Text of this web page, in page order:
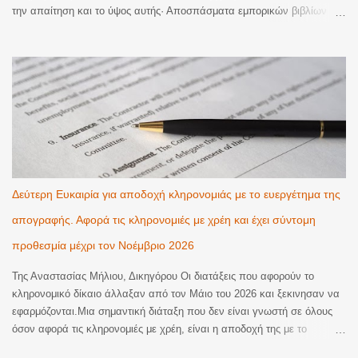
την απαίτηση και το ύψος αυτής· Αποσπάσματα εμπορικών βιβλίων
ύπαρξης σχετικής συμφωνίας μεταξύ των μερών που αποτέλεσε ρήτρα
ή γενικό όρο συναλλαγών της δανειακής σύμβασης άλλως στερούνται
αποδεικτικής ισχύος, ενώ θα πρέπει να προσκομίζονται σε πλήρη
μορφή, ήτοι από την έναρξη της συμβατικής σχέσης μέχρι και το
οριστικό κλείσιμο αυτής, εκτός εάν μεσολάβησε αναγνώριση της
οφειλής, οπότε η πιστώτρια δύναται να προσκομίσει την κίνηση από το
χρονικό σημείο της αναγνώρισης κι εντεύθεν. Στην προκειμένη
έως και το 2014, κι ενώ υφίστατο πρόσθετη πράξη αναγνώρισης του
καταλοίπου, η τελευταία...
Δεύτερη Ευκαιρία για αποδοχή κληρονομιάς με το ευεργέτημα της
απογραφής. Αφορά τις κληρονομιές με χρέη και έχει σύντομη
προθεσμία μέχρι τον Νοέμβριο 2026
Της Αναστασίας Μήλιου, Δικηγόρου Οι διατάξεις που αφορούν το
κληρονομικό δίκαιο άλλαξαν από τον Μάιο του 2026 και ξεκινησαν να
εφαρμόζονται.Μια σημαντική διάταξη που δεν είναι γνωστή σε όλους
όσον αφορά τις κληρονομιές με χρέη, είναι η αποδοχή της με το